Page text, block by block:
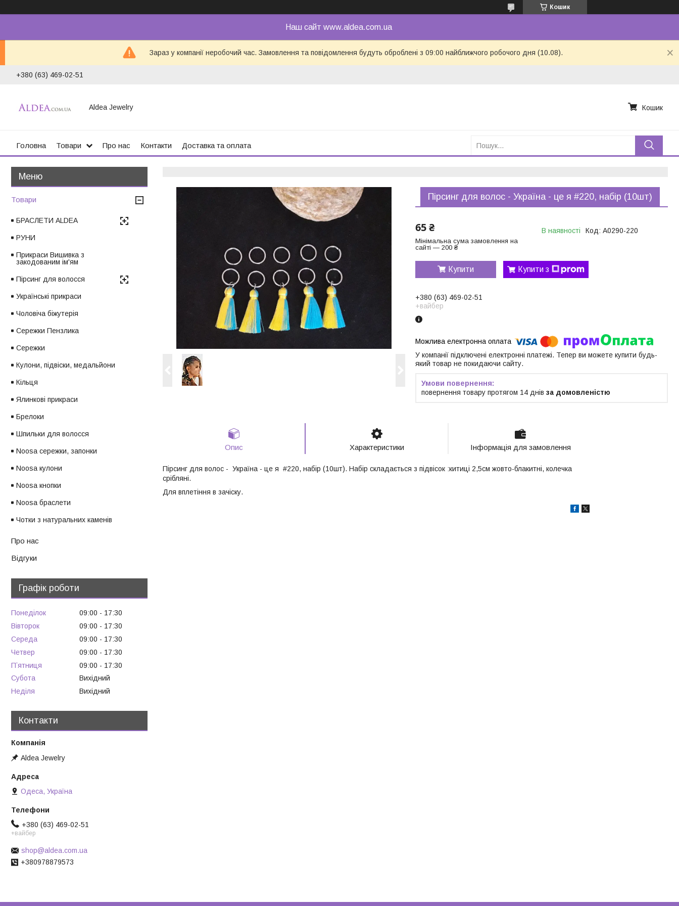
Кошик
Наш сайт www.aldea.com.ua
Зараз у компанії неробочий час. Замовлення та повідомлення будуть оброблені з 09:00 найближчого робочого дня (10.08).
+380 (63) 469-02-51
Aldea Jewelry Кошик
Головна Товари Про нас Контакти Доставка та оплата
Пірсинг для волос - Україна - це я #220, набір (10шт)
65 ₴
Мінімальна сума замовлення на
сайті — 200 ₴
В наявності Код: A0290-220
Купити Купити з
+380 (63) 469-02-51
+вайбер
У компанії підключені електронні платежі. Тепер ви можете купити будь-
який товар не покидаючи сайту.
повернення товару протягом 14 днів за домовленістю
Опис Характеристики Інформація для замовлення
Пірсинг для волос - Україна - це я #220, набір (10шт). Набір складається з підвісок :китиці 2,5см жовто-блакитні, колечка
срібляні.
Для вплетіння в зачіску.
Товари
БРАСЛЕТИ ALDEA
РУНИ
Прикраси Вишивка з
закодованим ім'ям
Пірсинг для волосся
Українські прикраси
Чоловіча біжутерія
Сережки Пензлика
Сережки
Кулони, підвіски, медальйони
Кільця
Ялинкові прикраси
Брелоки
Шпильки для волосся
Noosa сережки, запонки
Noosa кулони
Noosa кнопки
Noosa браслети
Чотки з натуральних каменів
Про нас
Відгуки
Графік роботи
Понеділок 09:00
17:30
Вівторок
09:00
17:30
Середа
09:00
17:30
Четвер
09:00
17:30
Пʼятниця
09:00
17:30
Субота
Вихідний
Неділя
Вихідний
Контакти
Aldea Jewelry
Одеса, Україна
+380 (63) 469-02-51
+вайбер
shop@aldea.com.ua
+380978879573